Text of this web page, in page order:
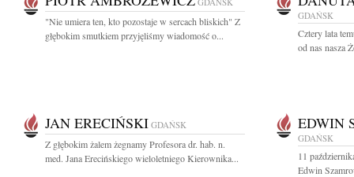
"Nie umiera ten, kto pozostaje w sercach bliskich" Z
głębokim smutkiem przyjęliśmy wiadomość o...
GDAŃSK
Cztery lata
od nas nasza
JAN ERECIŃSKI GDAŃSK
Z głębokim żalem żegnamy Profesora dr. hab. n.
med. Jana Erecińskiego wieloletniego Kierownika...
EDWIN
GDAŃSK
11
Edwin